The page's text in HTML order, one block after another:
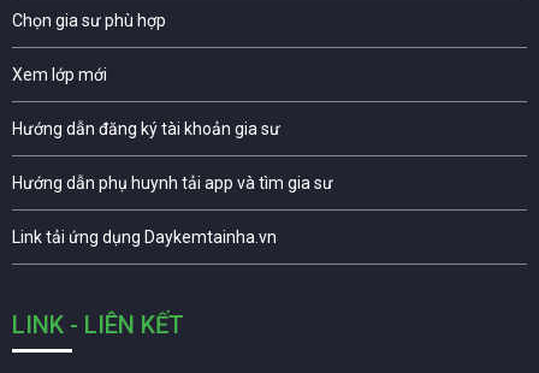
Chọn gia sư phù hợp
Xem lớp mới
Hướng dẫn đăng ký tài khoản gia sư
Hướng dẫn phụ huynh tải app và tìm gia sư
Link tải ứng dụng Daykemtainha.vn
LINK - LIÊN KẾT